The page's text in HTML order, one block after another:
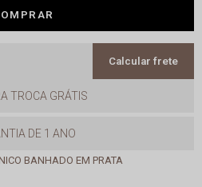
Calcular frete
TROCA GRÁTIS
DE 1 ANO
BANHADO EM PRATA